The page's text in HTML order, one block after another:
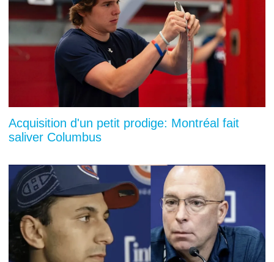
Acquisition d'un petit prodige: Montréal fait
saliver Columbus